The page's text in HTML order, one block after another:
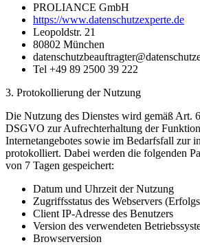
PROLIANCE GmbH
https://www.datenschutzexperte.de
Leopoldstr. 21
80802 München
Tel +49 89 2500 39 222
3. Protokollierung der Nutzung
Die Nutzung des Dienstes wird gemäß Art.
DSGVO zur Aufrechterhaltung der
Internetangebotes sowie im Bedarfsfall zur
protokolliert. Dabei werden die folgenden
von 7 Tagen gespeichert:
Datum und Uhrzeit der Nutzung
Zugriffsstatus des Webservers
Client IP-Adresse des Benutzers
Version des verwendeten
Browserversion